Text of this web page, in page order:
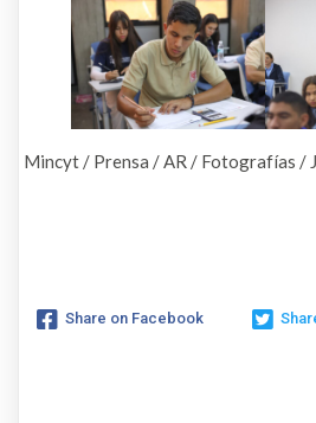
Mincyt / Prensa / AR / Fotografías /
Share on Facebook